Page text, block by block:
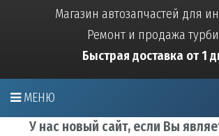
Магазин автозапчастей для
Ремонт и продажа
Быстрая доставка от 1
МЕНЮ
У нас новый сайт, если Вы